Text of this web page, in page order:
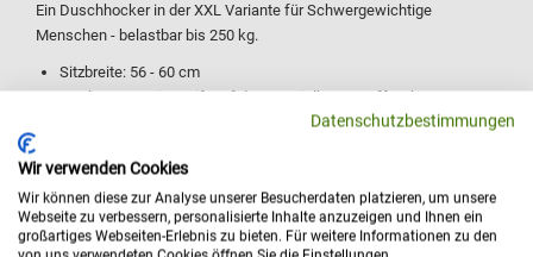
Ein Duschhocker in der XXL Variante für Schwergewichtige
Menschen - belastbar bis 250 kg.
Sitzbreite: 56 - 60 cm
5 Jahre Garantie greift auf den Spezialkunststoff-Rahmen
Praxisorientierten Gebrauch durch Armlehnen
Ihr Preis:ab 1.150,00 € Details
Datenschutzbestimmungen
Wir verwenden Cookies
Wir können diese zur Analyse unserer Besucherdaten platzieren, um unsere
Webseite zu verbessern, personalisierte Inhalte anzuzeigen und Ihnen ein
großartiges Webseiten-Erlebnis zu bieten. Für weitere Informationen zu den